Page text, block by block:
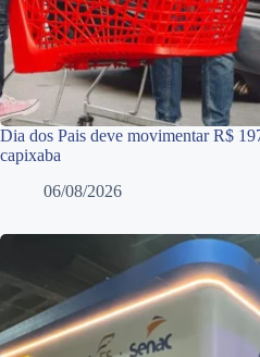
Dia dos Pais deve movimentar R$
capixaba
06/08/2026